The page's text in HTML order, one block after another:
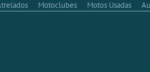
Motoclubes Motos Usadas